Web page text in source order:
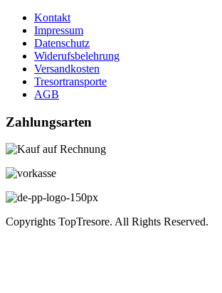
Kontakt
Impressum
Datenschutz
Widerufsbelehrung
Versandkosten
Tresortransporte
AGB
Zahlungsarten
Copyrights TopTresore. All Rights Reserved.